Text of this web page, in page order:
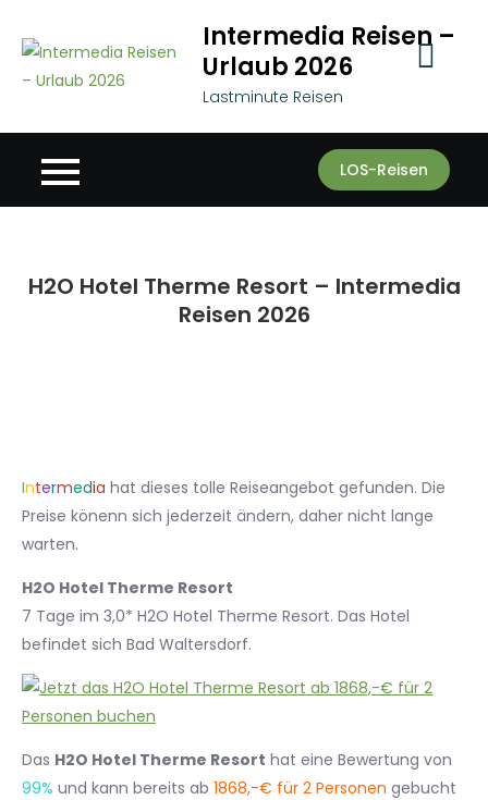
content
Intermedia Reisen –
Urlaub 2026
Lastminute Reisen
LOS-Reisen
H2O Hotel Therme Resort – Intermedia
Reisen 2026
Intermedia hat dieses tolle Reiseangebot gefunden. Die
Preise könenn sich jederzeit ändern, daher nicht lange
warten.
H2O Hotel Therme Resort
7 Tage im 3,0* H2O Hotel Therme Resort. Das Hotel
befindet sich Bad Waltersdorf.
Das H2O Hotel Therme Resort hat eine Bewertung von
99% und kann bereits ab 1868,-€ für 2 Personen gebucht